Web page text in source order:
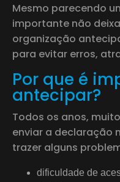
Mesmo parecendo
importante não
organização
para evitar erros,
Por que é
antecipar?
Todos os anos,
enviar a declaração
trazer alguns
dificuldade de